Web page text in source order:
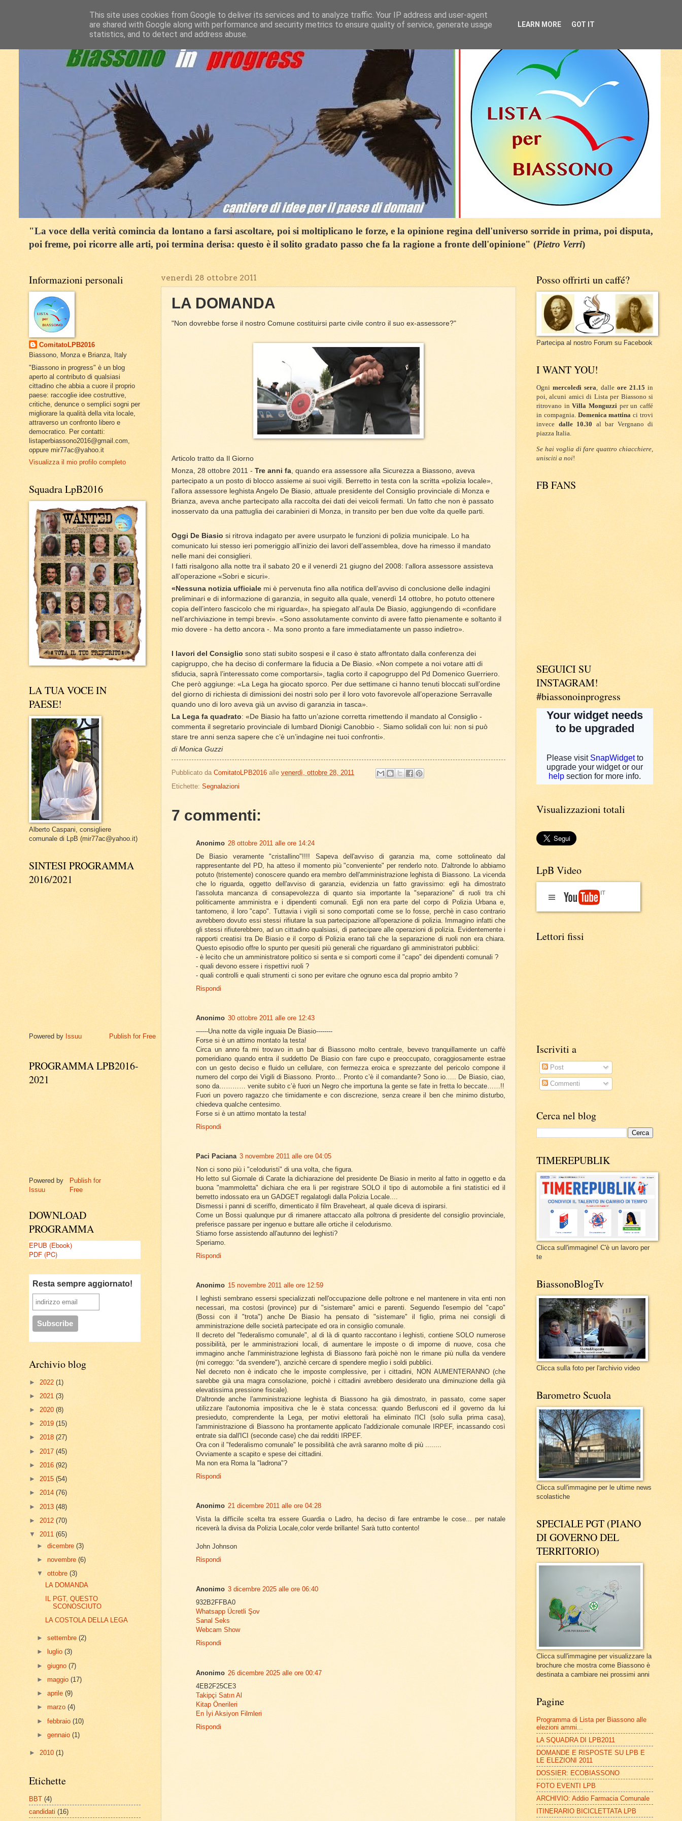
"La voce della verità comincia da lontano a farsi ascoltare, poi si moltiplicano le forze, e la opinione regina dell'universo sorride in prima, poi disputa,
poi freme, poi ricorre alle arti, poi termina derisa: questo è il solito gradato passo che fa la ragione a fronte dell'opinione" (Pietro Verri)
venerdì 28 ottobre 2011
LA DOMANDA
"Non dovrebbe forse il nostro Comune costituirsi parte civile contro il suo ex-assessore?"
Articolo tratto da Il Giorno
Monza, 28 ottobre 2011 - Tre anni fa , quando era assessore alla Sicurezza a Biassono, aveva
partecipato a un posto di blocco assieme ai suoi vigili. Berretto in testa con la scritta «polizia locale»,
l’allora assessore leghista Angelo De Biasio, attuale presidente del Consiglio provinciale di Monza e
Brianza, aveva anche partecipato alla raccolta dei dati dei veicoli fermati. Un fatto che non è passato
inosservato da una pattuglia dei carabinieri di Monza, in transito per ben due volte da quelle parti.
Oggi De Biasio si ritrova indagato per avere usurpato le funzioni di polizia municipale. Lo ha
comunicato lui stesso ieri pomeriggio all’inizio dei lavori dell’assemblea, dove ha rimesso il mandato
nelle mani dei consiglieri.
I fatti risalgono alla notte tra il sabato 20 e il venerdì 21 giugno del 2008: l’allora assessore assisteva
all’operazione «Sobri e sicuri».
«Nessuna notizia ufficiale mi è pervenuta fino alla notifica dell’avviso di conclusione delle indagini
preliminari e di informazione di garanzia, in seguito alla quale, venerdì 14 ottobre, ho potuto ottenere
copia dell’intero fascicolo che mi riguarda», ha spiegato all’aula De Biasio, aggiungendo di «confidare
nell’archiviazione in tempi brevi». «Sono assolutamente convinto di avere fatto pienamente e soltanto il
mio dovere - ha detto ancora -. Ma sono pronto a fare immediatamente un passo indietro».
I lavori del Consiglio sono stati subito sospesi e il caso è stato affrontato dalla conferenza dei
capigruppo, che ha deciso di confermare la fiducia a De Biasio. «Non compete a noi votare atti di
sfiducia, saprà l’interessato come comportarsi», taglia corto il capogruppo del Pd Domenico Guerriero.
Che però aggiunge: «La Lega ha giocato sporco. Per due settimane ci hanno tenuti bloccati sull’ordine
del giorno di richiesta di dimissioni dei nostri solo per il loro voto favorevole all’operazione Serravalle
quando uno di loro aveva già un avviso di garanzia in tasca».
La Lega fa quadrato: «De Biasio ha fatto un’azione corretta rimettendo il mandato al Consiglio -
commenta il segretario provinciale di lumbard Dionigi Canobbio -. Siamo solidali con lui: non si può
stare tre anni senza sapere che c’è un’indagine nei tuoi confronti».
di Monica Guzzi
Pubblicato da ComitatoLPB2016 alle venerdì, ottobre 28, 2011
Etichette: Segnalazioni
7 commenti:
Anonimo 28 ottobre 2011 alle ore 14:24
De Biasio veramente "cristallino"!!!! Sapeva dell'avviso di garanzia ma, come sottolineato dal
rappresentante del PD, ha atteso il momento più "conveniente" per renderlo noto. D'altronde lo abbiamo
potuto (tristemente) conoscere quando era membro dell'amministrazione leghista di Biassono. La vicenda
che lo riguarda, oggetto dell'avviso di garanzia, evidenzia un fatto gravissimo: egli ha dimostrato
l'assoluta mancanza di consapevolezza di quanto sia importante la "separazione" di ruoli tra chi
politicamente amministra e i dipendenti comunali. Egli non era parte del corpo di Polizia Urbana e,
tantomeno, il loro "capo". Tuttavia i vigili si sono comportati come se lo fosse, perchè in caso contrario
avrebbero dovuto essi stessi rifiutare la sua partecipazione all'operazione di polizia. Immagino infatti che
gli stessi rifiuterebbero, ad un cittadino qualsiasi, di partecipare alle operazioni di polizia. Evidentemente i
rapporti creatisi tra De Biasio e il corpo di Polizia erano tali che la separazione di ruoli non era chiara.
Questo episodio offre lo spunto per quesiti più generali che riguardano gli amministratori pubblici:
- è lecito che un amministratore politico si senta e si comporti come il "capo" dei dipendenti comunali ?
- quali devono essere i rispettivi ruoli ?
- quali controlli e quali strumenti ci sono per evitare che ognuno esca dal proprio ambito ?
Rispondi
Anonimo 30 ottobre 2011 alle ore 12:43
------Una notte da vigile inguaia De Biasio--------
Forse si è un attimo montato la testa!
Circa un anno fa mi trovavo in un bar di Biassono molto centrale, bevevo tranquillamente un caffè
pomeridiano quando entra il suddetto De Biasio con fare cupo e preoccupato, coraggiosamente estrae
con un gesto deciso e fluido un cellulare, con fermezza eroica e sprezzante del pericolo compone il
numero del corpo dei Vigili di Biassono. Pronto… Pronto c’è il comandante? Sono io….. De Biasio, ciao,
sono da………… venite subito c’è fuori un Negro che importuna la gente se fate in fretta lo beccate……!!
Fuori un povero ragazzo che timidamente e con discrezione, senza creare il ben che minimo disturbo,
chiedeva qualche centesimo.
Forse si è un attimo montato la testa!
Rispondi
Paci Paciana 3 novembre 2011 alle ore 04:05
Non ci sono più i "celoduristi" di una volta, che figura.
Ho letto sul Giornale di Carate la dichiarazione del presidente De Biasio in merito al fatto in oggetto e da
buona "mammoletta" dichiara che era li per registrare SOLO il tipo di automobile a fini statistici ed il
berretto indossato era un GADGET regalatogli dalla Polizia Locale....
Dismessi i panni di sceriffo, dimenticato il film Braveheart, al quale diceva di ispirarsi.
Come un Bossi qualunque pur di rimanere attaccato alla poltrona di presidente del consiglio provinciale,
preferisce passare per ingenuo e buttare alle ortiche il celodurismo.
Stiamo forse assistendo all'autunno dei leghisti?
Speriamo.
Rispondi
Anonimo 15 novembre 2011 alle ore 12:59
I leghisti sembrano essersi specializzati nell'occupazione delle poltrone e nel mantenere in vita enti non
necessari, ma costosi (province) pur di "sistemare" amici e parenti. Seguendo l'esempio del "capo"
(Bossi con il "trota") anche De Biasio ha pensato di "sistemare" il figlio, prima nei consigli di
amministrazione delle società partecipate ed ora in consiglio comunale.
Il decreto del "federalismo comunale", al di là di quanto raccontano i leghisti, contiene SOLO numerose
possibilità, per le amministrazioni locali, di aumentare le imposte o di imporne di nuove, cosa che
immagino anche l'amministrazione leghista di Biassono farà poichè non le rimane più nulla da vendere
(mi correggo: "da svendere"), anzichè cercare di spendere meglio i soldi pubblici.
Nel decreto non è indicato che le imposte complessive, per i cittadini, NON AUMENTERANNO (che
sarebbe già una magra consolazione, poichè i cittadini avrebbero desiderato una diminuzione della già
elevatissima pressione fiscale).
D'altronde anche l'amministrazione leghista di Biassono ha già dimostrato, in passato, come saper
utilizzare l'autonomia impositiva che le è stata concessa: quando Berlusconi ed il governo da lui
presieduto, comprendente la Lega, per motivi elettorali ha eliminato l'ICI (solo sulla prima casa),
l'amministrazione di Biassono ha prontamente applicato l'addizionale comunale IRPEF, incassando così
entrate sia dall'ICI (seconde case) che dai redditi IRPEF.
Ora con il "federalismo comunale" le possibilità che avrà saranno molte di più ........
Ovviamente a scapito e spese dei cittadini.
Ma non era Roma la "ladrona"?
Rispondi
Anonimo 21 dicembre 2011 alle ore 04:28
Vista la difficile scelta tra essere Guardia o Ladro, ha deciso di fare entrambe le cose... per natale
riceverà la divisa da Polizia Locale,color verde brillante! Sarà tutto contento!
John Johnson
Rispondi
Anonimo 3 dicembre 2025 alle ore 06:40
932B2FFBA0
Whatsapp Ücretli Şov
Sanal Seks
Webcam Show
Rispondi
Anonimo 26 dicembre 2025 alle ore 00:47
4EB2F25CE3
Takipçi Satın Al
Kitap Önerileri
En İyi Aksiyon Filmleri
Rispondi
Informazioni personali
ComitatoLPB2016
Biassono, Monza e Brianza, Italy
"Biassono in progress" è un blog
aperto al contributo di qualsiasi
cittadino che abbia a cuore il proprio
paese: raccoglie idee costruttive,
critiche, denunce o semplici sogni per
migliorare la qualità della vita locale,
attraverso un confronto libero e
democratico. Per contatti:
listaperbiassono2016@gmail.com,
oppure mir77ac@yahoo.it
Visualizza il mio profilo completo
Squadra LpB2016
LA TUA VOCE IN
PAESE!
Alberto Caspani, consigliere
comunale di LpB (mir77ac@yahoo.it)
SINTESI PROGRAMMA
2016/2021
Powered by Issuu Publish for Free
PROGRAMMA LPB2016-
2021
Powered by
Issuu
Publish for
Free
DOWNLOAD
PROGRAMMA
EPUB (Ebook)
PDF (PC)
Resta sempre aggiornato!
Archivio blog
► 2022 (1)
► 2021 (3)
► 2020 (8)
► 2019 (15)
► 2018 (27)
► 2017 (45)
► 2016 (92)
► 2015 (54)
► 2014 (76)
► 2013 (48)
► 2012 (70)
▼ 2011 (65)
►dicembre(3)
►novembre(6)
▼ottobre(3)
LA DOMANDA
IL PGT, QUESTO
SCONOSCIUTO
LA COSTOLA DELLA LEGA
►settembre(2)
►
luglio(3)
►giugno(7)
► maggio(17)
►aprile(9)
►marzo(4)
►febbraio(10)
►gennaio(1)
► 2010 (1)
Etichette
BBT (4)
candidati (16)
Posso offrirti un caffé?
Partecipa al nostro Forum su Facebook
I WANT YOU!
Ognimercoledì sera , dalle ore 21.15 in
poi, alcuni amici di Lista per Biassono si
ritrovano inVilla Monguzzi per un caffé
in compagnia. Domenica mattina ci trovi
invece dalle 10.30 al bar Vergnano di
piazza Italia.
Se hai voglia di fare quattro chiacchiere,
unisciti a noi!
FB FANS
SEGUICI SU
INSTAGRAM!
#biassonoinprogress
Visualizzazioni totali
LpB Video
Lettori fissi
Iscriviti a
Post
Commenti
Cerca nel blog
TIMEREPUBLIK
Clicca sull'immagine! C'è un lavoro per
te
BiassonoBlogTv
Clicca sulla foto per l'archivio video
Barometro Scuola
Clicca sull'immagine per le ultime news
scolastiche
SPECIALE PGT (PIANO
DI GOVERNO DEL
TERRITORIO)
Clicca sull'immagine per visualizzare la
brochure che mostra come Biassono è
destinata a cambiare nei prossimi anni
Pagine
Programma di Lista per Biassono alle
elezioni ammi...
LA SQUADRA DI LPB2011
DOMANDE E RISPOSTE SU LPB E
LE ELEZIONI 2011
DOSSIER: ECOBIASSONO
FOTO EVENTI LPB
ARCHIVIO: Addio Farmacia Comunale
ITINERARIO BICICLETTATA LPB
This site uses cookies from Google to deliver its services and to analyze traffic. Your IP address and user-agent
are shared with Google along with performance and security metrics to ensure quality of service, generate usage
statistics, and to detect and address abuse.
LEARN MORE GOT IT